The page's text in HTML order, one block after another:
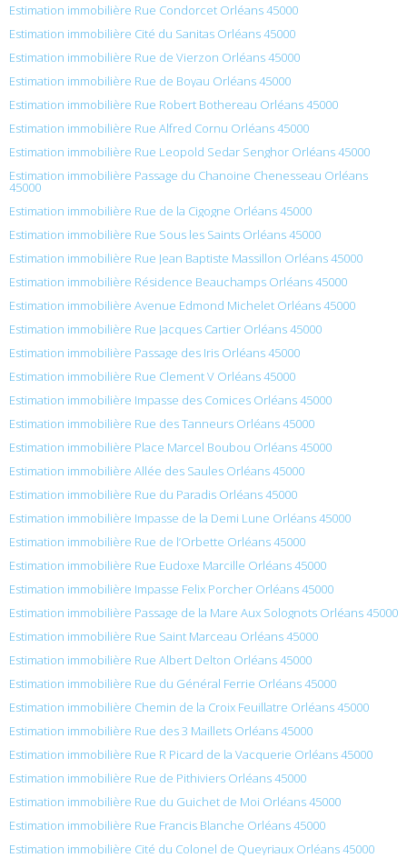
Estimation immobilière Rue Condorcet Orléans 45000
Estimation immobilière Cité du Sanitas Orléans 45000
Estimation immobilière Rue de Vierzon Orléans 45000
Estimation immobilière Rue de Boyau Orléans 45000
Estimation immobilière Rue Robert Bothereau Orléans 45000
Estimation immobilière Rue Alfred Cornu Orléans 45000
Estimation immobilière Rue Leopold Sedar Senghor Orléans 45000
Estimation immobilière Passage du Chanoine Chenesseau Orléans
45000
Estimation immobilière Rue de la Cigogne Orléans 45000
Estimation immobilière Rue Sous les Saints Orléans 45000
Estimation immobilière Rue Jean Baptiste Massillon Orléans 45000
Estimation immobilière Résidence Beauchamps Orléans 45000
Estimation immobilière Avenue Edmond Michelet Orléans 45000
Estimation immobilière Rue Jacques Cartier Orléans 45000
Estimation immobilière Passage des Iris Orléans 45000
Estimation immobilière Rue Clement V Orléans 45000
Estimation immobilière Impasse des Comices Orléans 45000
Estimation immobilière Rue des Tanneurs Orléans 45000
Estimation immobilière Place Marcel Boubou Orléans 45000
Estimation immobilière Allée des Saules Orléans 45000
Estimation immobilière Rue du Paradis Orléans 45000
Estimation immobilière Impasse de la Demi Lune Orléans 45000
Estimation immobilière Rue de l’Orbette Orléans 45000
Estimation immobilière Rue Eudoxe Marcille Orléans 45000
Estimation immobilière Impasse Felix Porcher Orléans 45000
Estimation immobilière Passage de la Mare Aux Solognots Orléans 45000
Estimation immobilière Rue Saint Marceau Orléans 45000
Estimation immobilière Rue Albert Delton Orléans 45000
Estimation immobilière Rue du Général Ferrie Orléans 45000
Estimation immobilière Chemin de la Croix Feuillatre Orléans 45000
Estimation immobilière Rue des 3 Maillets Orléans 45000
Estimation immobilière Rue R Picard de la Vacquerie Orléans 45000
Estimation immobilière Rue de Pithiviers Orléans 45000
Estimation immobilière Rue du Guichet de Moi Orléans 45000
Estimation immobilière Rue Francis Blanche Orléans 45000
Estimation immobilière Cité du Colonel de Queyriaux Orléans 45000